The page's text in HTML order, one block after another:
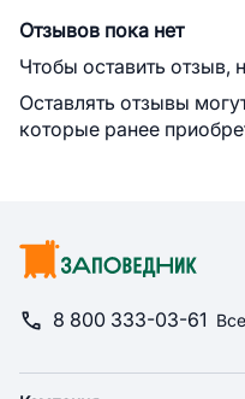
Отзывов пока нет
Чтобы оставить отзыв,
Оставлять отзывы
которые ранее
8 800 333-03-61